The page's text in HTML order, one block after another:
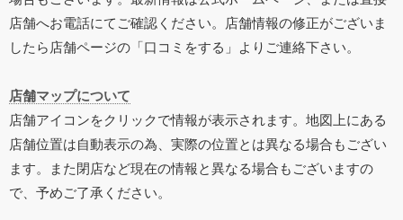
店舗へお電話にてご確認ください。店舗情報の修正がございま
したら店舗ページの「口コミをする」よりご連絡下さい。
店舗マップについて
店舗アイコンをクリックで情報が表示されます。地図上にある
店舗位置は自動表示の為、実際の位置とは異なる場合もござい
ます。また閉店など現在の情報と異なる場合もございますの
で、予めご了承ください。